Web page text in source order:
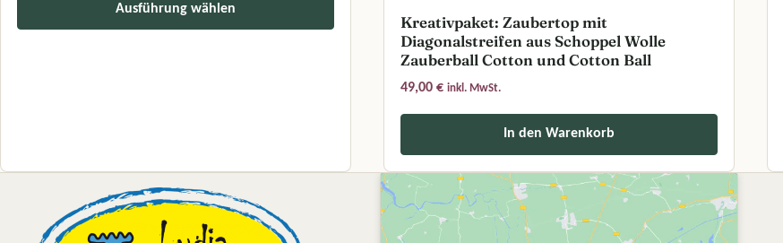
Ausführung wählen
Dieses Produkt weist mehrere Varianten auf. Die Optionen können auf der Produktseite gewählt werden
Kreativpaket: Zaubertop mit
Diagonalstreifen aus Schoppel Wolle
Zauberball Cotton und Cotton Ball
49,00 € inkl. MwSt.
In den Warenkorb